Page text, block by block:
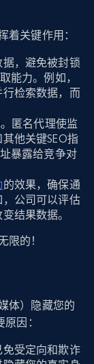
着关键作用：
，避免被封锁
能力。例如，
检索数据，而
匿名代理使监
他关键SEO指
暴露给竞争对
的效果，确保通
公司可以评估
结果数据。
限的！
体）隐藏您的
因：
免受定向和欺诈